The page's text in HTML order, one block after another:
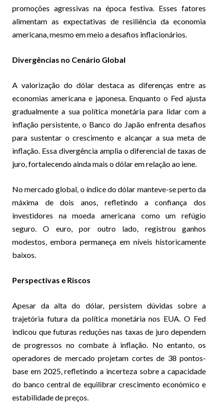
promoções agressivas na época festiva. Esses fatores
alimentam as expectativas de resiliência da economia
americana, mesmo em meio a desafios inflacionários.
Divergências no Cenário Global
A valorização do dólar destaca as diferenças entre as
economias americana e japonesa. Enquanto o Fed ajusta
gradualmente a sua política monetária para lidar com a
inflação persistente, o Banco do Japão enfrenta desafios
para sustentar o crescimento e alcançar a sua meta de
inflação. Essa divergência amplia o diferencial de taxas de
juro, fortalecendo ainda mais o dólar em relação ao iene.
No mercado global, o índice do dólar manteve-se perto da
máxima de dois anos, refletindo a confiança dos
investidores na moeda americana como um refúgio
seguro. O euro, por outro lado, registrou ganhos
modestos, embora permaneça em níveis historicamente
baixos.
Perspectivas e Riscos
Apesar da alta do dólar, persistem dúvidas sobre a
trajetória futura da política monetária nos EUA. O Fed
indicou que futuras reduções nas taxas de juro dependem
de progressos no combate à inflação. No entanto, os
operadores de mercado projetam cortes de 38 pontos-
base em 2025, refletindo a incerteza sobre a capacidade
do banco central de equilibrar crescimento económico e
estabilidade de preços.